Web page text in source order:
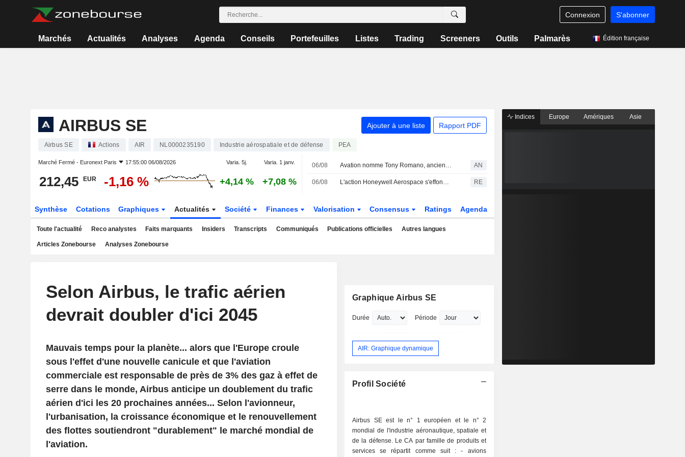
Connexion S'abonner
Marchés Actualités Analyses Agenda Conseils Portefeuilles Listes Trading Screeners Outils Palmarès Édition française
AIRBUS SE Ajouter à une liste Rapport PDF
Airbus SE Actions AIR NL0000235190 Industrie aérospatiale et de défense PEA
Marché Fermé - Euronext Paris 17:55:00 06/08/2026 Varia. 5j. Varia. 1 janv.
212,45 EUR -1,16 % +4,14 % +7,08 %
06/08 Avation nomme Tony Romano, ancien d'Airbus America, au poste de directeur commercial AN
06/08 L'action Honeywell Aerospace s'effondre après une révision à la baisse de ses prévisions RE
Synthèse Cotations Graphiques Actualités Société Finances Valorisation Consensus Ratings Agenda
Toute l'actualité Reco analystes Faits marquants Insiders Transcripts Communiqués Publications officielles Autres langues
Articles Zonebourse Analyses Zonebourse
Selon Airbus, le trafic aérien
devrait doubler d'ici 2045
Mauvais temps pour la planète... alors que l'Europe croule
sous l'effet d'une nouvelle canicule et que l'aviation
commerciale est responsable de près de 3% des gaz à effet de
serre dans le monde, Airbus anticipe un doublement du trafic
aérien d'ici les 20 prochaines années... Selon l'avionneur,
l'urbanisation, la croissance économique et le renouvellement
des flottes soutiendront "durablement" le marché mondial de
l'aviation.
Graphique Airbus SE
Durée Période
AIR: Graphique dynamique
Profil Société
Airbus SE est le n° 1 européen et le n° 2
mondial de l'industrie aéronautique, spatiale et
de la défense. Le CA par famille de produits et
services se répartit comme suit : - avions
Indices Europe Amériques Asie